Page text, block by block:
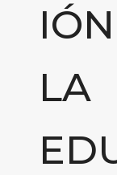
LA